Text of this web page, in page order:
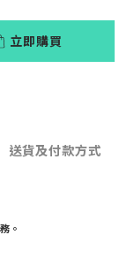
立即購買
送貨及付款方式
。